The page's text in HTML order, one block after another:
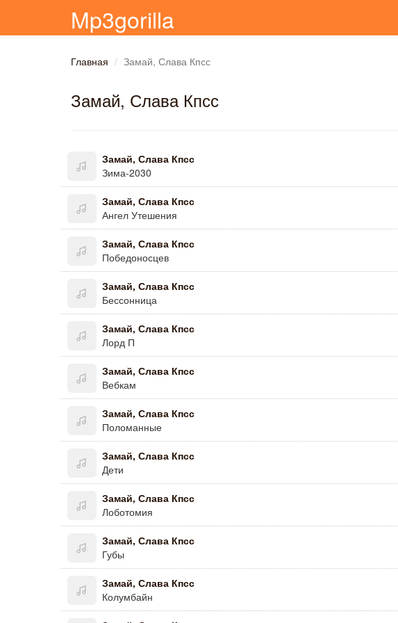
Mp3gorilla
Главная Замай, Слава Кпсс
Замай, Слава Кпсс
Замай, Слава Кпсс
Зима-2030
Замай, Слава Кпсс
Ангел Утешения
Замай, Слава Кпсс
Победоносцев
Замай, Слава Кпсс
Бессонница
Замай, Слава Кпсс
Лорд П
Замай, Слава Кпсс
Вебкам
Замай, Слава Кпсс
Поломанные
Замай, Слава Кпсс
Дети
Замай, Слава Кпсс
Лоботомия
Замай, Слава Кпсс
Губы
Замай, Слава Кпсс
Колумбайн